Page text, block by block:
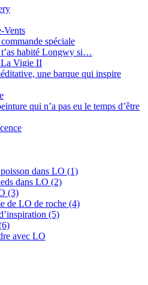
Vents
spéciale
t’as habité Longwy si…
Vigie II
une barque qui inspire
qui n’a pas eu le temps d’être
dans LO (1)
dans LO (2)
(3)
de LO de roche (4)
(5)
avec LO